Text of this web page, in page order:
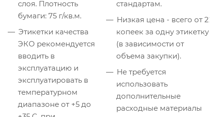
слоя. Плотность
бумаги: 75 г/кв.м.
Этикетки качества
ЭКО рекомендуется
вводить в
эксплуатацию и
эксплуатировать в
температурном
диапазоне от +5 до
стандартам.
Низкая цена - всего от 22
копеек за одну этикетку
(в зависимости от
объема закупки).
Не требуется
использовать
дополнительные
расходные материалы